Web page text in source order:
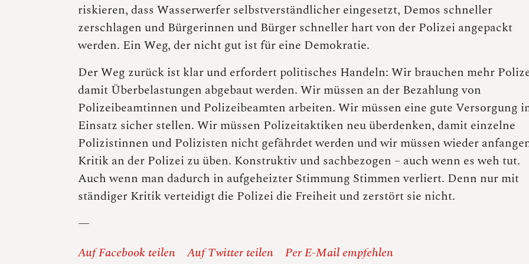
riskieren, dass Wasserwerfer selbstverständlicher eingesetzt, Demos schneller
zerschlagen und Bürgerinnen und Bürger schneller hart von der Polizei angepackt
werden. Ein Weg, der nicht gut ist für eine Demokratie.
Der Weg zurück ist klar und erfordert politisches Handeln: Wir brauchen mehr
damit Überbelastungen abgebaut werden. Wir müssen an der Bezahlung von
Polizeibeamtinnen und Polizeibeamten arbeiten. Wir müssen eine gute Versorgung
Einsatz sicher stellen. Wir müssen Polizeitaktiken neu überdenken, damit einzelne
Polizistinnen und Polizisten nicht gefährdet werden und wir müssen wieder
Kritik an der Polizei zu üben. Konstruktiv und sachbezogen – auch wenn es weh tut.
Auch wenn man dadurch in aufgeheizter Stimmung Stimmen verliert. Denn nur mit
ständiger Kritik verteidigt die Polizei die Freiheit und zerstört sie nicht.
—
Auf Facebook teilen
Auf Twitter teilen Per E-Mail empfehlen